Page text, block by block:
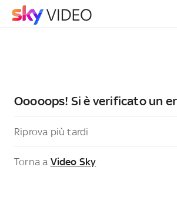
Ooooops! Si è verificato un
Riprova più tardi
Torna a Video Sky